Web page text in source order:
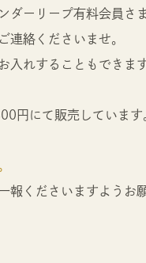
ーリープ有料会員さ
絡くださいませ。
れすることもできま
円にて販売しています
報くださいますようお